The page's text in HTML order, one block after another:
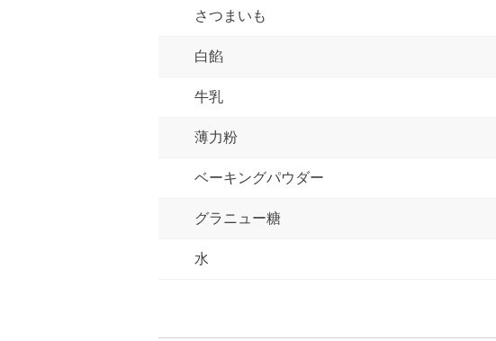
さつまいも
白餡
牛乳
薄力粉
ベーキングパウダー
グラニュー糖
水